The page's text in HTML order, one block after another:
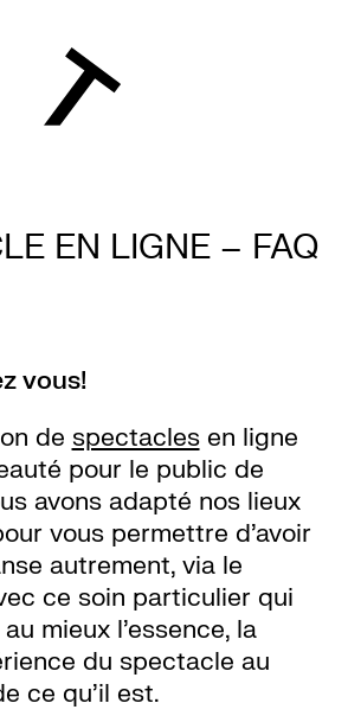
EN LIGNE – FAQ
vous!
de spectaclesen ligne
pour le public de
avons adapté nos lieux
vous permettre d’avoir
autrement, via le
ce soin particulier qui
mieux l’essence, la
du spectacle au
ce qu’il est.